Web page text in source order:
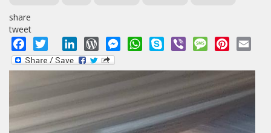
share
tweet
Facebook
Twitter LinkedInWordPressMessengerWhatsApp
Skype Viber MessagePinterest